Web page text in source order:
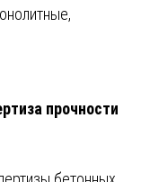
прочности